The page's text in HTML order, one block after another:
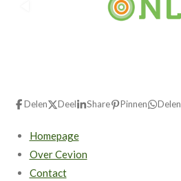
Delen Deel Share Pinnen Delen
Homepage
Over Cevion
Contact